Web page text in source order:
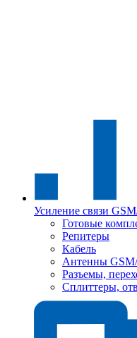
Усиление связи
Готовые
Репитеры
Кабель
Антенны
Разъемы,
Сплиттеры,